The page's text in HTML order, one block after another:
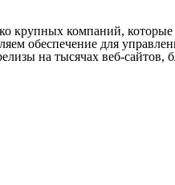
крупных компаний,
обеспечение для
на тысячах веб-сайтов,